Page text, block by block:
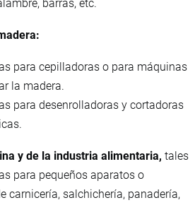
barras, etc.
para cepilladoras o para máquinas
la madera.
para desenrolladoras y cortadoras
y de la industria alimentaria, tales
para pequeños aparatos o
carnicería, salchichería, panadería,